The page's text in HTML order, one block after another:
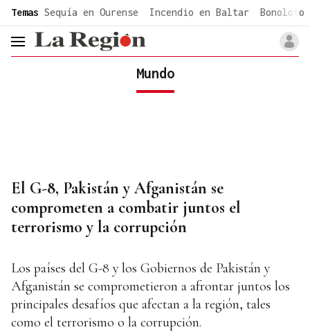
common.go-to-content
Temas Sequía en Ourense Incendio en Baltar Bonoloto
header.menu.open
Mundo
El G-8, Pakistán y Afganistán se
comprometen a combatir juntos el
terrorismo y la corrupción
Los países del G-8 y los Gobiernos de Pakistán y
Afganistán se comprometieron a afrontar juntos los
principales desafíos que afectan a la región, tales
como el terrorismo o la corrupción.